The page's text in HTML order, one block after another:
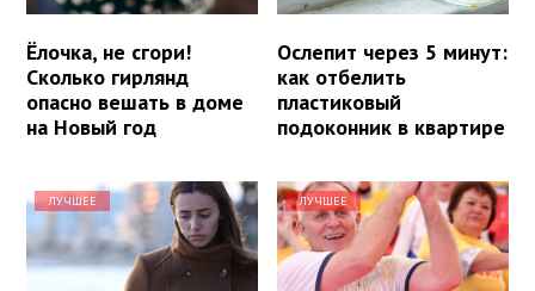
Ёлочка, не сгори!
Сколько гирлянд
опасно вешать в доме
на Новый год
Ослепит через 5 минут:
как отбелить
пластиковый
подоконник в квартире
ЛУЧШЕЕ ЛУЧШЕЕ